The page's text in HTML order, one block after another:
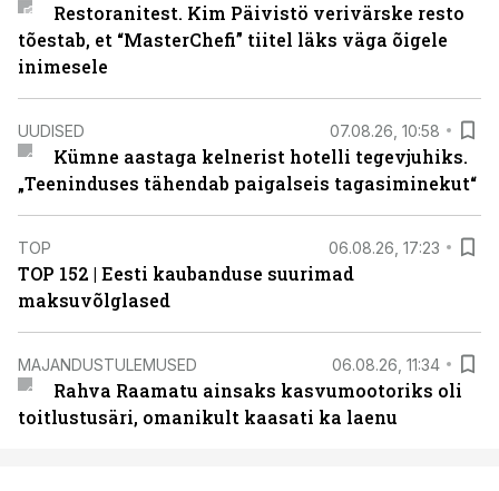
Restoranitest. Kim Päivistö verivärske resto
tõestab, et “MasterChefi” tiitel läks väga õigele
inimesele
UUDISED 07.08.26, 10:58
Kümne aastaga kelnerist hotelli tegevjuhiks.
„Teeninduses tähendab paigalseis tagasiminekut“
TOP 06.08.26, 17:23
TOP 152 | Eesti kaubanduse suurimad
maksuvõlglased
MAJANDUSTULEMUSED 06.08.26, 11:34
Rahva Raamatu ainsaks kasvumootoriks oli
toitlustusäri, omanikult kaasati ka laenu